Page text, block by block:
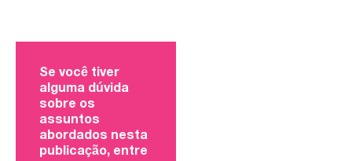
Se você tiver
alguma dúvida
sobre os
assuntos
abordados nesta
publicação, entre